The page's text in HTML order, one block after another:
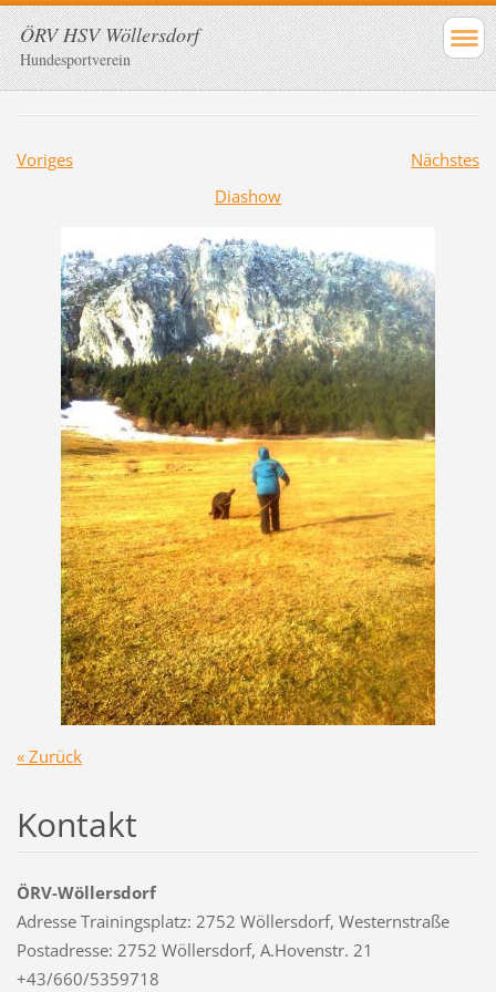
ÖRV HSV Wöllersdorf
Hundesportverein
Voriges
Nächstes
Diashow
« Zurück
Kontakt
ÖRV-Wöllersdorf
Adresse Trainingsplatz: 2752 Wöllersdorf, Westernstraße
Postadresse: 2752 Wöllersdorf, A.Hovenstr. 21
+43/660/5359718